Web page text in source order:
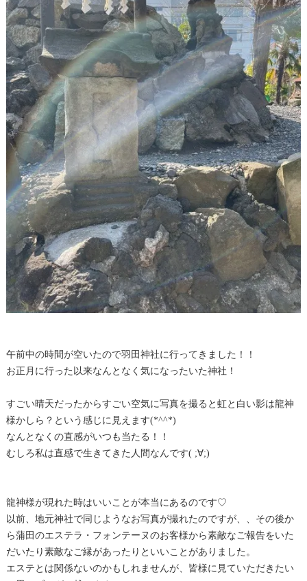
午前中の時間が空いたので羽田神社に行ってきました！！
お正月に行った以来なんとなく気になったいた神社！
すごい晴天だったからすごい空気に写真を撮ると虹と白い影は龍神
様かしら？という感じに見えます(*^^*)
なんとなくの直感がいつも当たる！！
むしろ私は直感で生きてきた人間なんです( ;∀;)
龍神様が現れた時はいいことが本当にあるのです♡
以前、地元神社で同じようなお写真が撮れたのですが、、その後か
ら蒲田のエステラ・フォンテーヌのお客様から素敵なご報告をいた
だいたり素敵なご縁があったりといいことがありました。
エステとは関係ないのかもしれませんが、皆様に見ていただきたい